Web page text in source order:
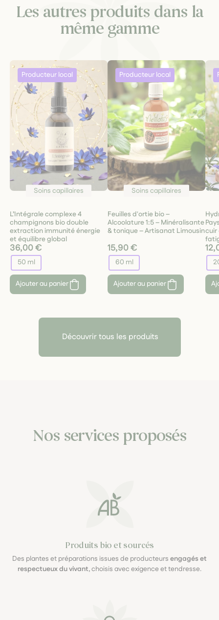
Les autres produits dans la
même gamme
Soins capillaires
L’Intégrale complexe 4
champignons bio double
extraction immunité énergie
et équilibre global
36,00 €
50 ml
Ajouter au panier
Soins capillaires
Feuilles d'ortie bio –
Alcoolature 1:5 – Minéralisante
& tonique – Artisanat Limousin
15,90 €
60 ml
Ajouter au panier
cuir
Découvrir tous les produits
Nos services proposés
Produits bio et sourcés
Des plantes et préparations issues de producteurs engagés et
respectueux du vivant, choisis avec exigence et tendresse.